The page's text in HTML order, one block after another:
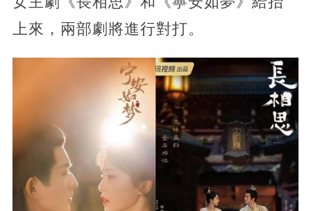
上來，兩部劇將進行對打。